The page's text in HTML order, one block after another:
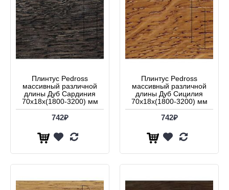
Плинтус Pedross
массивный различной
длины Дуб Сардиния
70x18x(1800-3200) мм
742₽
Плинтус Pedross
массивный различной
длины Дуб Сицилия
70x18x(1800-3200) мм
742₽